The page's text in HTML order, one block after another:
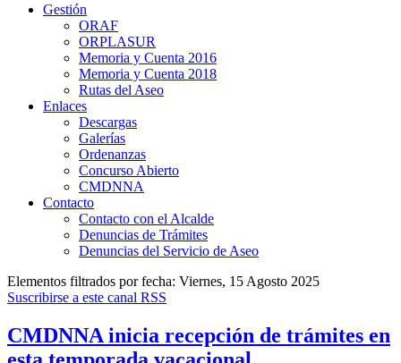
Gestión
ORAF
ORPLASUR
Memoria y Cuenta 2016
Memoria y Cuenta 2018
Rutas del Aseo
Enlaces
Descargas
Galerías
Ordenanzas
Concurso Abierto
CMDNNA
Contacto
Contacto con el Alcalde
Denuncias de Trámites
Denuncias del Servicio de Aseo
Elementos filtrados por fecha: Viernes, 15 Agosto 2025
Suscribirse a este canal RSS
CMDNNA inicia recepción de trámites en